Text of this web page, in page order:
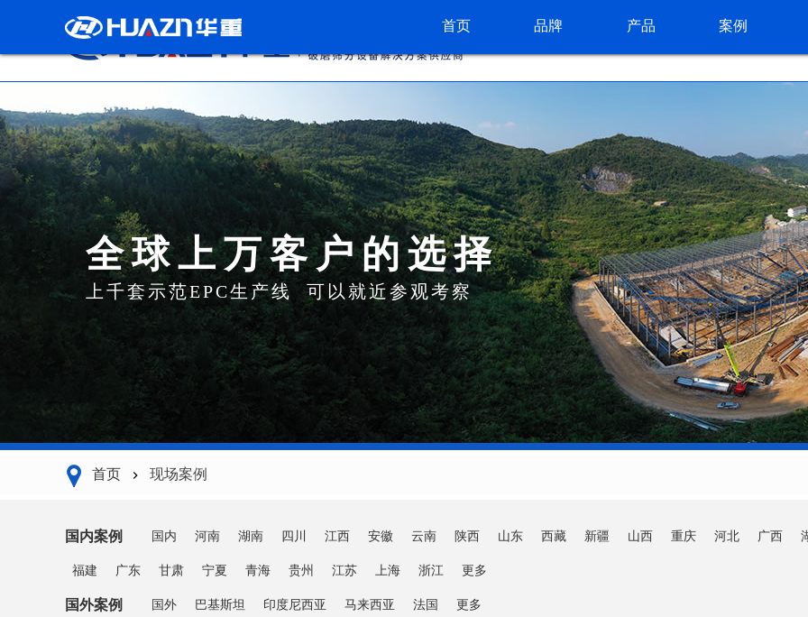
首页 品牌 产品 案例
全球上万客户的选择
上千套示范EPC生产线 可以就近参观考察
首页 现场案例
国内案例 国内 河南 湖南 四川 江西 安徽 云南 陕西 山东 西藏 新疆 山西 重庆 河北 广西
福建 广东 甘肃 宁夏 青海 贵州 江苏 上海 浙江 更多
国外案例 国外 巴基斯坦 印度尼西亚 马来西亚 法国 更多